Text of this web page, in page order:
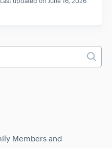
Members and